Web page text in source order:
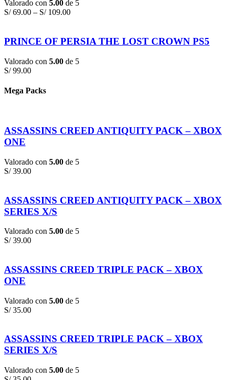
Valorado con 5.00 de 5
S/69.00 – S/109.00
PRINCE OF PERSIA THE LOST CROWN PS5
Valorado con 5.00 de 5
S/99.00
Mega Packs
ASSASSINS CREED ANTIQUITY PACK – XBOX
ONE
Valorado con 5.00 de 5
S/39.00
ASSASSINS CREED ANTIQUITY PACK – XBOX
SERIES X/S
Valorado con 5.00 de 5
S/39.00
ASSASSINS CREED TRIPLE PACK – XBOX
ONE
Valorado con 5.00 de 5
S/35.00
ASSASSINS CREED TRIPLE PACK – XBOX
SERIES X/S
Valorado con 5.00 de 5